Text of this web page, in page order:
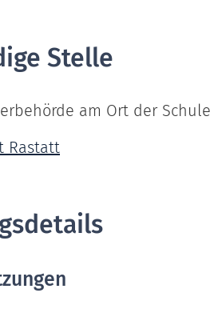
Stelle
am Ort der Schule
Rastatt